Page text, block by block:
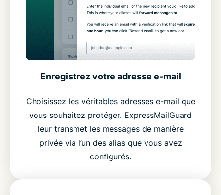
Enregistrez votre adresse e-mail
Choisissez les véritables adresses e-mail que
vous souhaitez protéger. ExpressMailGuard
leur transmet les messages de manière
privée via l’un des alias que vous avez
configurés.